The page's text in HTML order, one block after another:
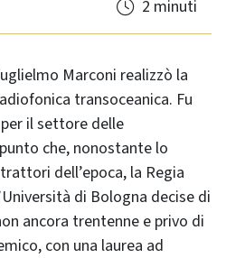
2 minuti
transoceanica. Fu
il settore delle
che, nonostante lo
dell’epoca, la Regia
di Bologna decise di
ancora trentenne e privo di
con una laurea ad